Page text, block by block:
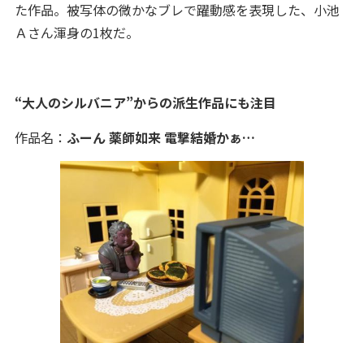
た作品。被写体の微かなブレで躍動感を表現した、小池
Ａさん渾身の1枚だ。
“大人のシルバニア”からの派生作品にも注目
作品名： ふーん 薬師如来 電撃結婚かぁ…